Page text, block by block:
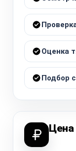
Оценка
Подбор
Цена